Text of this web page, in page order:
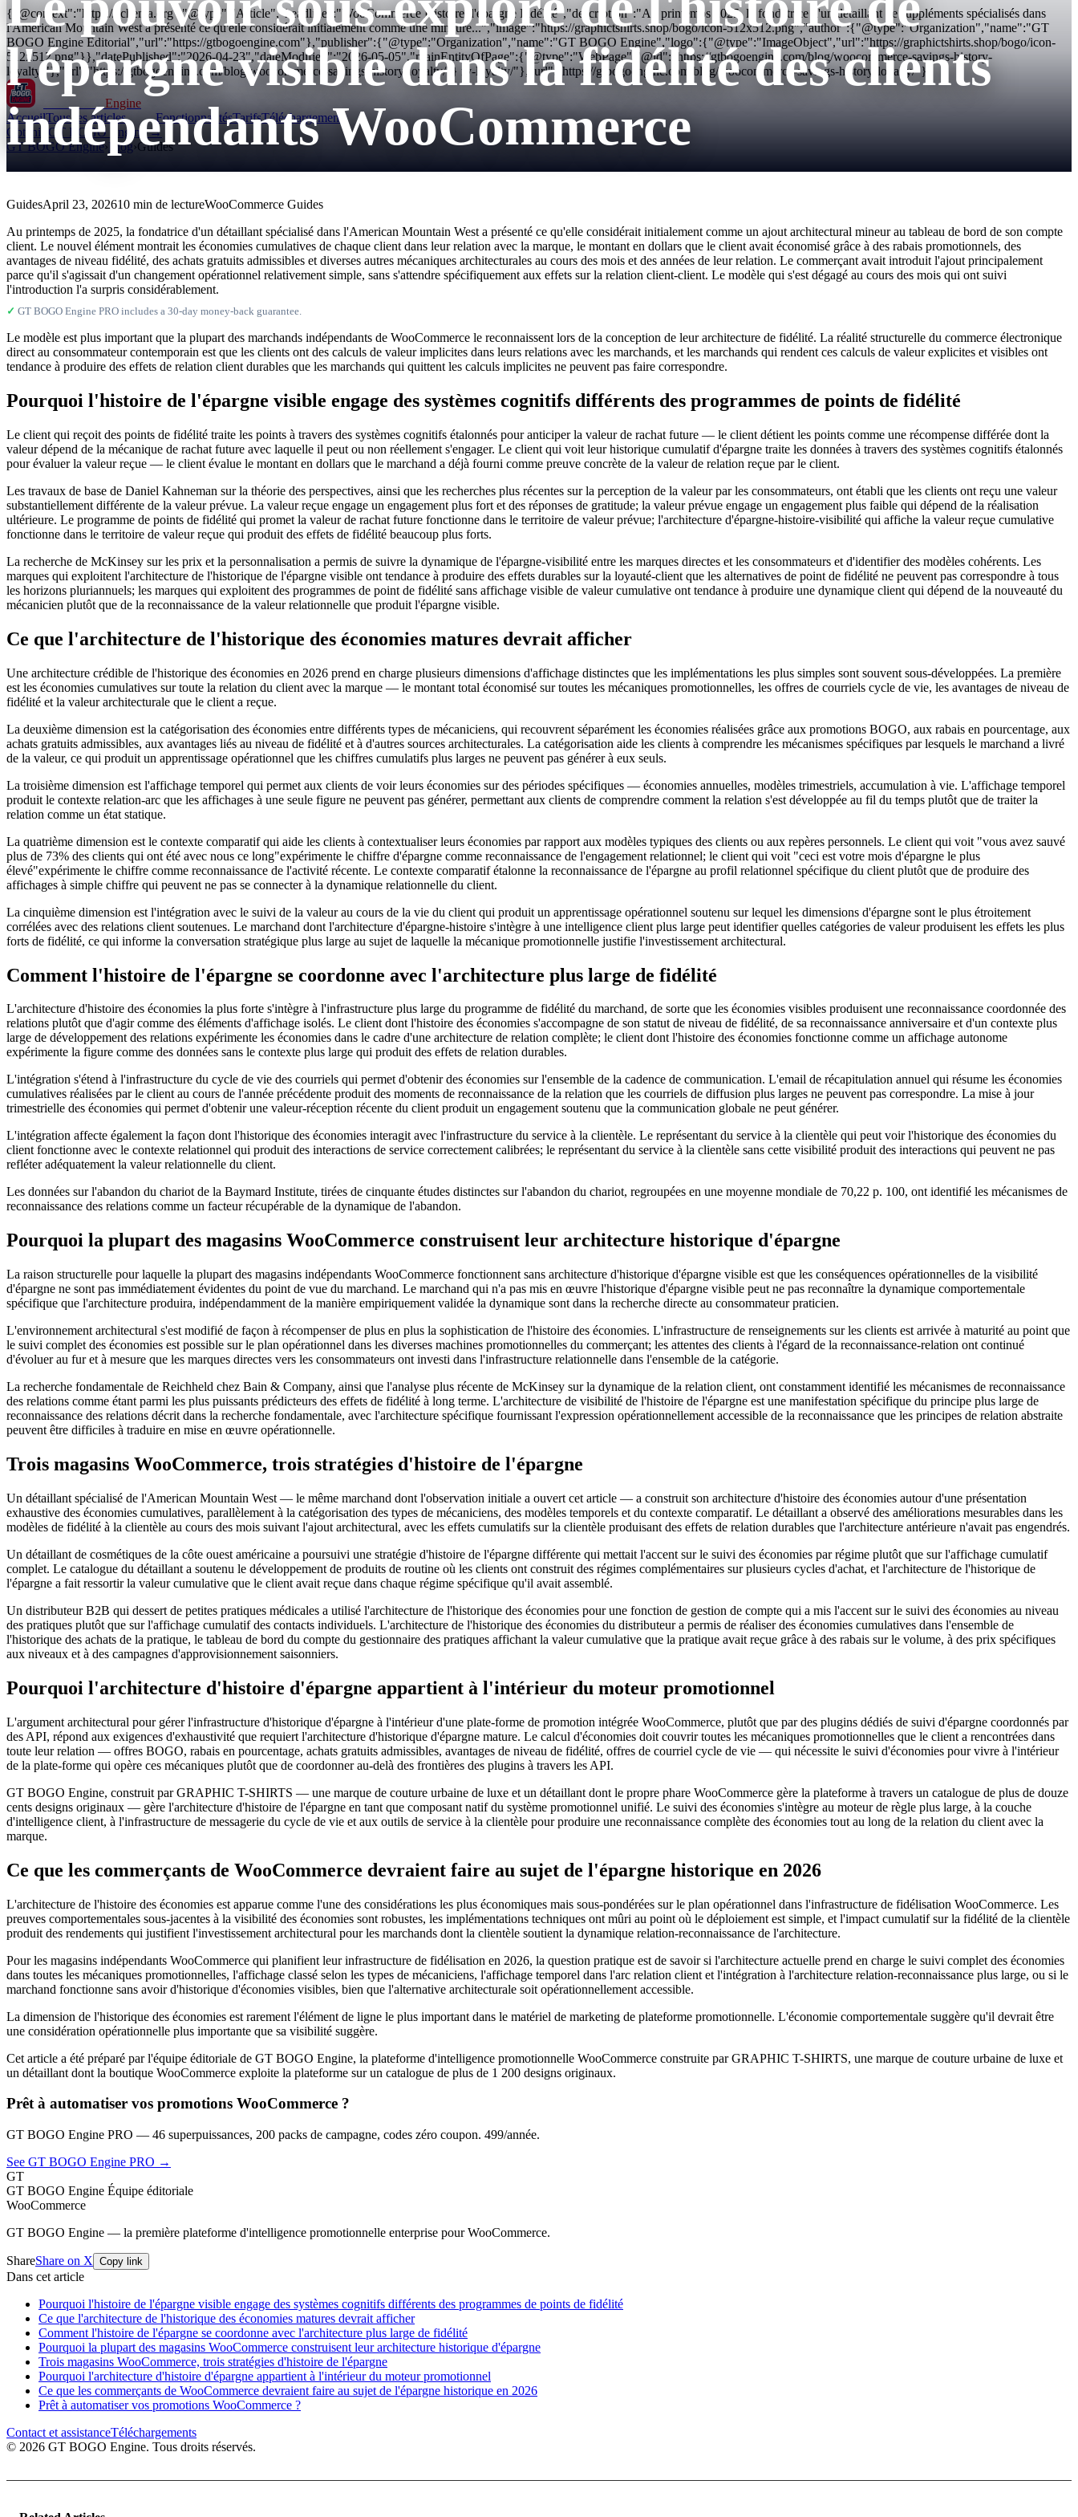
{"@context":"https://schema.org","@type":"Article","headline":"WooCommerce Histoire d'épargne Fidélité","description":"Au printemps 2025, la fondatrice d'un détaillant de suppléments spécialisés dans
l'American Mountain West a présenté ce qu'elle considérait initialement comme une mineure...","image":"https://graphictshirts.shop/bogo/icon-512x512.png","author":{"@type":"Organization","name":"GT
BOGO Engine Editorial","url":"https://gtbogoengine.com"},"publisher":{"@type":"Organization","name":"GT BOGO Engine","logo":{"@type":"ImageObject","url":"https://graphictshirts.shop/bogo/icon-
512x512.png"}},"datePublished":"2026-04-23","dateModified":"2026-05-05","mainEntityOfPage":{"@type":"WebPage","@id":"https://gtbogoengine.com/blog/woocommerce-savings-history-
loyalty/"},"url":"https://gtbogoengine.com/blog/woocommerce-savings-history-loyalty/"} ry-loyalty/"},"url":"https://gtbogoengine.com/blog/woocommerce-savings-history-loyalty/"}
Engine
AccueilTous les articles FonctionnalitésTarifsTéléchargements
Obtenir GT BOGO Engine →
GT BOGO Engine›Blog›Guides
l'épargne visible dans la fidélité des clients
indépendants WooCommerce
GuidesApril 23, 202610 min de lectureWooCommerce Guides
Au printemps de 2025, la fondatrice d'un détaillant spécialisé dans l'American Mountain West a présenté ce qu'elle considérait initialement comme un ajout architectural mineur au tableau de bord de son compte
client. Le nouvel élément montrait les économies cumulatives de chaque client dans leur relation avec la marque, le montant en dollars que le client avait économisé grâce à des rabais promotionnels, des
avantages de niveau fidélité, des achats gratuits admissibles et diverses autres mécaniques architecturales au cours des mois et des années de leur relation. Le commerçant avait introduit l'ajout principalement
parce qu'il s'agissait d'un changement opérationnel relativement simple, sans s'attendre spécifiquement aux effets sur la relation client-client. Le modèle qui s'est dégagé au cours des mois qui ont suivi
l'introduction l'a surpris considérablement.
✓ GT BOGO Engine PRO includes a 30-day money-back guarantee.
Le modèle est plus important que la plupart des marchands indépendants de WooCommerce le reconnaissent lors de la conception de leur architecture de fidélité. La réalité structurelle du commerce électronique
direct au consommateur contemporain est que les clients ont des calculs de valeur implicites dans leurs relations avec les marchands, et les marchands qui rendent ces calculs de valeur explicites et visibles ont
tendance à produire des effets de relation client durables que les marchands qui quittent les calculs implicites ne peuvent pas faire correspondre.
Pourquoi l'histoire de l'épargne visible engage des systèmes cognitifs différents des programmes de points de fidélité
Le client qui reçoit des points de fidélité traite les points à travers des systèmes cognitifs étalonnés pour anticiper la valeur de rachat future — le client détient les points comme une récompense différée dont la
valeur dépend de la mécanique de rachat future avec laquelle il peut ou non réellement s'engager. Le client qui voit leur historique cumulatif d'épargne traite les données à travers des systèmes cognitifs étalonnés
pour évaluer la valeur reçue — le client évalue le montant en dollars que le marchand a déjà fourni comme preuve concrète de la valeur de relation reçue par le client.
Les travaux de base de Daniel Kahneman sur la théorie des perspectives, ainsi que les recherches plus récentes sur la perception de la valeur par les consommateurs, ont établi que les clients ont reçu une valeur
substantiellement différente de la valeur prévue. La valeur reçue engage un engagement plus fort et des réponses de gratitude; la valeur prévue engage un engagement plus faible qui dépend de la réalisation
ultérieure. Le programme de points de fidélité qui promet la valeur de rachat future fonctionne dans le territoire de valeur prévue; l'architecture d'épargne-histoire-visibilité qui affiche la valeur reçue cumulative
fonctionne dans le territoire de valeur reçue qui produit des effets de fidélité beaucoup plus forts.
La recherche de McKinsey sur les prix et la personnalisation a permis de suivre la dynamique de l'épargne-visibilité entre les marques directes et les consommateurs et d'identifier des modèles cohérents. Les
marques qui exploitent l'architecture de l'historique de l'épargne visible ont tendance à produire des effets durables sur la loyauté-client que les alternatives de point de fidélité ne peuvent pas correspondre à tous
les horizons pluriannuels; les marques qui exploitent des programmes de point de fidélité sans affichage visible de valeur cumulative ont tendance à produire une dynamique client qui dépend de la nouveauté du
mécanicien plutôt que de la reconnaissance de la valeur relationnelle que produit l'épargne visible.
Ce que l'architecture de l'historique des économies matures devrait afficher
Une architecture crédible de l'historique des économies en 2026 prend en charge plusieurs dimensions d'affichage distinctes que les implémentations les plus simples sont souvent sous-développées. La première
est les économies cumulatives sur toute la relation du client avec la marque — le montant total économisé sur toutes les mécaniques promotionnelles, les offres de courriels cycle de vie, les avantages de niveau de
fidélité et la valeur architecturale que le client a reçue.
La deuxième dimension est la catégorisation des économies entre différents types de mécaniciens, qui recouvrent séparément les économies réalisées grâce aux promotions BOGO, aux rabais en pourcentage, aux
achats gratuits admissibles, aux avantages liés au niveau de fidélité et à d'autres sources architecturales. La catégorisation aide les clients à comprendre les mécanismes spécifiques par lesquels le marchand a livré
de la valeur, ce qui produit un apprentissage opérationnel que les chiffres cumulatifs plus larges ne peuvent pas générer à eux seuls.
La troisième dimension est l'affichage temporel qui permet aux clients de voir leurs économies sur des périodes spécifiques — économies annuelles, modèles trimestriels, accumulation à vie. L'affichage temporel
produit le contexte relation-arc que les affichages à une seule figure ne peuvent pas générer, permettant aux clients de comprendre comment la relation s'est développée au fil du temps plutôt que de traiter la
relation comme un état statique.
La quatrième dimension est le contexte comparatif qui aide les clients à contextualiser leurs économies par rapport aux modèles typiques des clients ou aux repères personnels. Le client qui voit "vous avez sauvé
plus de 73% des clients qui ont été avec nous ce long"expérimente le chiffre d'épargne comme reconnaissance de l'engagement relationnel; le client qui voit "ceci est votre mois d'épargne le plus
élevé"expérimente le chiffre comme reconnaissance de l'activité récente. Le contexte comparatif étalonne la reconnaissance de l'épargne au profil relationnel spécifique du client plutôt que de produire des
affichages à simple chiffre qui peuvent ne pas se connecter à la dynamique relationnelle du client.
La cinquième dimension est l'intégration avec le suivi de la valeur au cours de la vie du client qui produit un apprentissage opérationnel soutenu sur lequel les dimensions d'épargne sont le plus étroitement
corrélées avec des relations client soutenues. Le marchand dont l'architecture d'épargne-histoire s'intègre à une intelligence client plus large peut identifier quelles catégories de valeur produisent les effets les plus
forts de fidélité, ce qui informe la conversation stratégique plus large au sujet de laquelle la mécanique promotionnelle justifie l'investissement architectural.
Comment l'histoire de l'épargne se coordonne avec l'architecture plus large de fidélité
L'architecture d'histoire des économies la plus forte s'intègre à l'infrastructure plus large du programme de fidélité du marchand, de sorte que les économies visibles produisent une reconnaissance coordonnée des
relations plutôt que d'agir comme des éléments d'affichage isolés. Le client dont l'histoire des économies s'accompagne de son statut de niveau de fidélité, de sa reconnaissance anniversaire et d'un contexte plus
large de développement des relations expérimente les économies dans le cadre d'une architecture de relation complète; le client dont l'histoire des économies fonctionne comme un affichage autonome
expérimente la figure comme des données sans le contexte plus large qui produit des effets de relation durables.
L'intégration s'étend à l'infrastructure du cycle de vie des courriels qui permet d'obtenir des économies sur l'ensemble de la cadence de communication. L'email de récapitulation annuel qui résume les économies
cumulatives réalisées par le client au cours de l'année précédente produit des moments de reconnaissance de la relation que les courriels de diffusion plus larges ne peuvent pas correspondre. La mise à jour
trimestrielle des économies qui permet d'obtenir une valeur-réception récente du client produit un engagement soutenu que la communication globale ne peut générer.
L'intégration affecte également la façon dont l'historique des économies interagit avec l'infrastructure du service à la clientèle. Le représentant du service à la clientèle qui peut voir l'historique des économies du
client fonctionne avec le contexte relationnel qui produit des interactions de service correctement calibrées; le représentant du service à la clientèle sans cette visibilité produit des interactions qui peuvent ne pas
refléter adéquatement la valeur relationnelle du client.
Les données sur l'abandon du chariot de la Baymard Institute, tirées de cinquante études distinctes sur l'abandon du chariot, regroupées en une moyenne mondiale de 70,22 p. 100, ont identifié les mécanismes de
reconnaissance des relations comme un facteur récupérable de la dynamique de l'abandon.
Pourquoi la plupart des magasins WooCommerce construisent leur architecture historique d'épargne
La raison structurelle pour laquelle la plupart des magasins indépendants WooCommerce fonctionnent sans architecture d'historique d'épargne visible est que les conséquences opérationnelles de la visibilité
d'épargne ne sont pas immédiatement évidentes du point de vue du marchand. Le marchand qui n'a pas mis en œuvre l'historique d'épargne visible peut ne pas reconnaître la dynamique comportementale
spécifique que l'architecture produira, indépendamment de la manière empiriquement validée la dynamique sont dans la recherche directe au consommateur praticien.
L'environnement architectural s'est modifié de façon à récompenser de plus en plus la sophistication de l'histoire des économies. L'infrastructure de renseignements sur les clients est arrivée à maturité au point que
le suivi complet des économies est possible sur le plan opérationnel dans les diverses machines promotionnelles du commerçant; les attentes des clients à l'égard de la reconnaissance-relation ont continué
d'évoluer au fur et à mesure que les marques directes vers les consommateurs ont investi dans l'infrastructure relationnelle dans l'ensemble de la catégorie.
La recherche fondamentale de Reichheld chez Bain & Company, ainsi que l'analyse plus récente de McKinsey sur la dynamique de la relation client, ont constamment identifié les mécanismes de reconnaissance
des relations comme étant parmi les plus puissants prédicteurs des effets de fidélité à long terme. L'architecture de visibilité de l'histoire de l'épargne est une manifestation spécifique du principe plus large de
reconnaissance des relations décrit dans la recherche fondamentale, avec l'architecture spécifique fournissant l'expression opérationnellement accessible de la reconnaissance que les principes de relation abstraite
peuvent être difficiles à traduire en mise en œuvre opérationnelle.
Trois magasins WooCommerce, trois stratégies d'histoire de l'épargne
Un détaillant spécialisé de l'American Mountain West — le même marchand dont l'observation initiale a ouvert cet article — a construit son architecture d'histoire des économies autour d'une présentation
exhaustive des économies cumulatives, parallèlement à la catégorisation des types de mécaniciens, des modèles temporels et du contexte comparatif. Le détaillant a observé des améliorations mesurables dans les
modèles de fidélité à la clientèle au cours des mois suivant l'ajout architectural, avec les effets cumulatifs sur la clientèle produisant des effets de relation durables que l'architecture antérieure n'avait pas engendrés.
Un détaillant de cosmétiques de la côte ouest américaine a poursuivi une stratégie d'histoire de l'épargne différente qui mettait l'accent sur le suivi des économies par régime plutôt que sur l'affichage cumulatif
complet. Le catalogue du détaillant a soutenu le développement de produits de routine où les clients ont construit des régimes complémentaires sur plusieurs cycles d'achat, et l'architecture de l'historique de
l'épargne a fait ressortir la valeur cumulative que le client avait reçue dans chaque régime spécifique qu'il avait assemblé.
Un distributeur B2B qui dessert de petites pratiques médicales a utilisé l'architecture de l'historique des économies pour une fonction de gestion de compte qui a mis l'accent sur le suivi des économies au niveau
des pratiques plutôt que sur l'affichage cumulatif des contacts individuels. L'architecture de l'historique des économies du distributeur a permis de réaliser des économies cumulatives dans l'ensemble de
l'historique des achats de la pratique, le tableau de bord du compte du gestionnaire des pratiques affichant la valeur cumulative que la pratique avait reçue grâce à des rabais sur le volume, à des prix spécifiques
aux niveaux et à des campagnes d'approvisionnement saisonniers.
Pourquoi l'architecture d'histoire d'épargne appartient à l'intérieur du moteur promotionnel
L'argument architectural pour gérer l'infrastructure d'historique d'épargne à l'intérieur d'une plate-forme de promotion intégrée WooCommerce, plutôt que par des plugins dédiés de suivi d'épargne coordonnés par
des API, répond aux exigences d'exhaustivité que requiert l'architecture d'historique d'épargne mature. Le calcul d'économies doit couvrir toutes les mécaniques promotionnelles que le client a rencontrées dans
toute leur relation — offres BOGO, rabais en pourcentage, achats gratuits admissibles, avantages de niveau de fidélité, offres de courriel cycle de vie — qui nécessite le suivi d'économies pour vivre à l'intérieur
de la plate-forme qui opère ces mécaniques plutôt que de coordonner au-delà des frontières des plugins à travers les API.
GT BOGO Engine, construit par GRAPHIC T-SHIRTS — une marque de couture urbaine de luxe et un détaillant dont le propre phare WooCommerce gère la plateforme à travers un catalogue de plus de douze
cents designs originaux — gère l'architecture d'histoire de l'épargne en tant que composant natif du système promotionnel unifié. Le suivi des économies s'intègre au moteur de règle plus large, à la couche
d'intelligence client, à l'infrastructure de messagerie du cycle de vie et aux outils de service à la clientèle pour produire une reconnaissance complète des économies tout au long de la relation du client avec la
marque.
Ce que les commerçants de WooCommerce devraient faire au sujet de l'épargne historique en 2026
L'architecture de l'histoire des économies est apparue comme l'une des considérations les plus économiques mais sous-pondérées sur le plan opérationnel dans l'infrastructure de fidélisation WooCommerce. Les
preuves comportementales sous-jacentes à la visibilité des économies sont robustes, les implémentations techniques ont mûri au point où le déploiement est simple, et l'impact cumulatif sur la fidélité de la clientèle
produit des rendements qui justifient l'investissement architectural pour les marchands dont la clientèle soutient la dynamique relation-reconnaissance de l'architecture.
Pour les magasins indépendants WooCommerce qui planifient leur infrastructure de fidélisation en 2026, la question pratique est de savoir si l'architecture actuelle prend en charge le suivi complet des économies
dans toutes les mécaniques promotionnelles, l'affichage classé selon les types de mécaniciens, l'affichage temporel dans l'arc relation client et l'intégration à l'architecture relation-reconnaissance plus large, ou si le
marchand fonctionne sans avoir d'historique d'économies visibles, bien que l'alternative architecturale soit opérationnellement accessible.
La dimension de l'historique des économies est rarement l'élément de ligne le plus important dans le matériel de marketing de plateforme promotionnelle. L'économie comportementale suggère qu'il devrait être
une considération opérationnelle plus importante que sa visibilité suggère.
Cet article a été préparé par l'équipe éditoriale de GT BOGO Engine, la plateforme d'intelligence promotionnelle WooCommerce construite par GRAPHIC T-SHIRTS, une marque de couture urbaine de luxe et
un détaillant dont la boutique WooCommerce exploite la plateforme sur un catalogue de plus de 1 200 designs originaux.
Prêt à automatiser vos promotions WooCommerce ?
GT BOGO Engine PRO — 46 superpuissances, 200 packs de campagne, codes zéro coupon. 499/année.
See GT BOGO Engine PRO →
GT
GT BOGO Engine Équipe éditoriale
WooCommerce
GT BOGO Engine — la première plateforme d'intelligence promotionnelle enterprise pour WooCommerce.
ShareShare on X Copy link
Dans cet article
Pourquoi l'histoire de l'épargne visible engage des systèmes cognitifs différents des programmes de points de fidélité
Ce que l'architecture de l'historique des économies matures devrait afficher
Comment l'histoire de l'épargne se coordonne avec l'architecture plus large de fidélité
Pourquoi la plupart des magasins WooCommerce construisent leur architecture historique d'épargne
Trois magasins WooCommerce, trois stratégies d'histoire de l'épargne
Pourquoi l'architecture d'histoire d'épargne appartient à l'intérieur du moteur promotionnel
Ce que les commerçants de WooCommerce devraient faire au sujet de l'épargne historique en 2026
Prêt à automatiser vos promotions WooCommerce ?
Contact et assistanceTéléchargements
© 2026 GT BOGO Engine. Tous droits réservés.